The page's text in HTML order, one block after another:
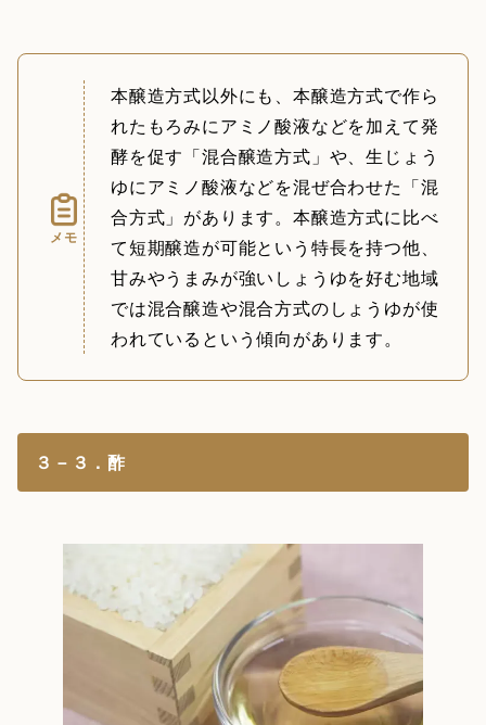
メモ
本醸造方式以外にも、本醸造方式で作ら
れたもろみにアミノ酸液などを加えて発
酵を促す「混合醸造方式」や、生じょう
ゆにアミノ酸液などを混ぜ合わせた「混
合方式」があります。本醸造方式に比べ
て短期醸造が可能という特長を持つ他、
甘みやうまみが強いしょうゆを好む地域
では混合醸造や混合方式のしょうゆが使
われているという傾向があります。
３－３．酢